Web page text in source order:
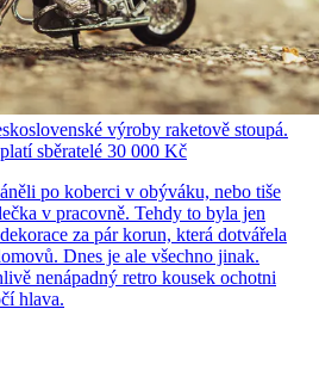
výroby raketově stoupá.
sběratelé 30 000 Kč
po koberci v obýváku, nebo tiše
v pracovně. Tehdy to byla jen
za pár korun, která dotvářela
Dnes je ale všechno jinak.
nenápadný retro kousek ochotni
hlava.